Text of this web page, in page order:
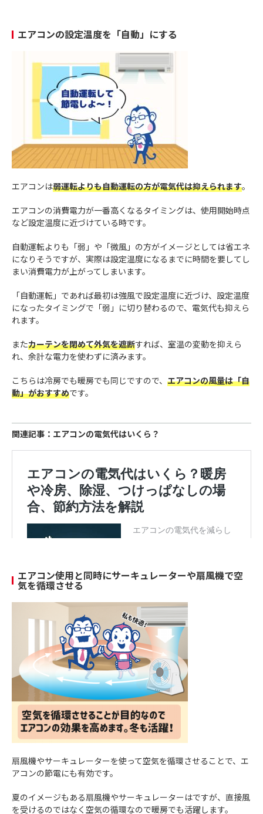
エアコンの設定温度を「自動」にする
エアコンは弱運転よりも自動運転の方が電気代は抑えられます。
エアコンの消費電力が一番高くなるタイミングは、使用開始時点
など設定温度に近づけている時です。
自動運転よりも「弱」や「微風」の方がイメージとしては省エネ
になりそうですが、実際は設定温度になるまでに時間を要してし
まい消費電力が上がってしまいます。
「自動運転」であれば最初は強風で設定温度に近づけ、設定温度
になったタイミングで「弱」に切り替わるので、電気代も抑えら
れます。
またカーテンを閉めて外気を遮断すれば、室温の変動を抑えら
れ、余計な電力を使わずに済みます。
こちらは冷房でも暖房でも同じですので、 エアコンの風量は「自
動」がおすすめです。
関連記事：エアコンの電気代はいくら？
エアコン使用と同時にサーキュレーターや扇風機で空
気を循環させる
扇風機やサーキュレーターを使って空気を循環させることで、エ
アコンの節電にも有効です。
夏のイメージもある扇風機やサーキュレーターはですが、直接風
を受けるのではなく空気の循環なので暖房でも活躍します。